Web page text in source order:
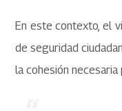
​En este contexto, el
de seguridad
la cohesión